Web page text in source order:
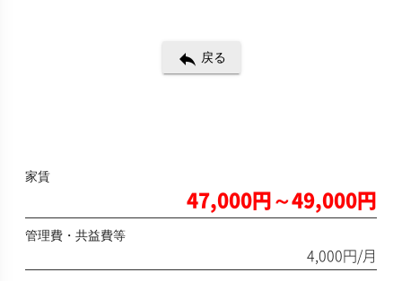
reply 戻る
家賃
47,000円～49,000円
管理費・共益費等
4,000円/月